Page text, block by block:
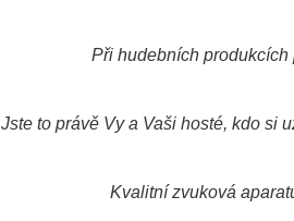
Při hudebních
Jste to právě Vy a Vaši hosté, kdo si
Kvalitní zvuková